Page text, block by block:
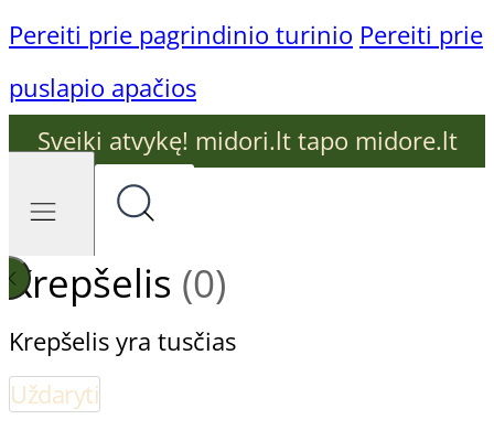
Pereiti prie pagrindinio turinio Pereiti prie
puslapio apačios
Sveiki atvykę! midori.lt tapo midore.lt
Krepšelis (0)
Krepšelis yra tusčias
Uždaryti